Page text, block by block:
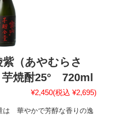
（あやむらさ
焼酎25° 720ml
¥2,450(税込 ¥2,695)
は 華やかで芳醇な香りの逸